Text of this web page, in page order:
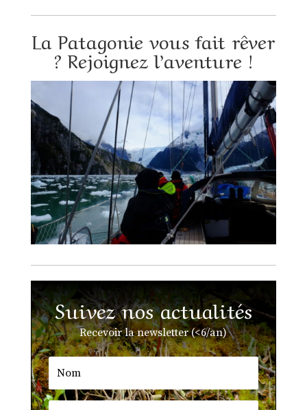
La Patagonie vous fait rêver
? Rejoignez l’aventure !
Suivez nos actualités
Recevoir la newsletter (<6/an)